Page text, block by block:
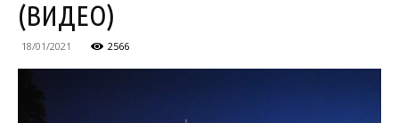
(ВИДЕО)
18/01/2021 2566